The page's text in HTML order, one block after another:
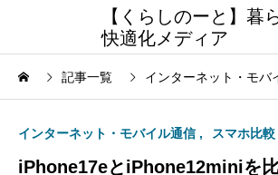
【くらしのーと】暮
快適化メディア
記事一覧 インターネット・モバ
インターネット・モバイル通信 スマホ比較
iPhone17eとiPhone12miniを